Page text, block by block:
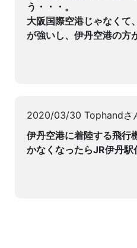
う・・・。
大阪国際空港じゃなくて
が強いし、伊丹空港の方
2020/03/30 Tophandさ
伊丹空港に着陸する飛行
かなくなったらJR伊丹駅